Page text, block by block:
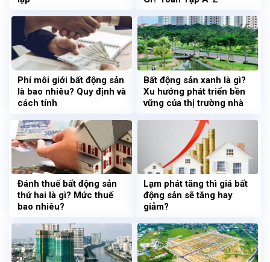
Phí môi giới bất động sản
là bao nhiêu? Quy định và
cách tính
Bất động sản xanh là gì?
Xu hướng phát triển bền
vững của thị trường nhà
Đánh thuế bất động sản
thứ hai là gì? Mức thuế
bao nhiêu?
Lạm phát tăng thì giá bất
động sản sẽ tăng hay
giảm?